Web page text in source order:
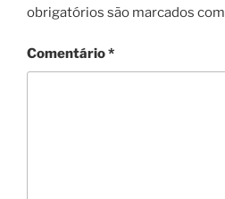
obrigatórios são marcados com
Comentário*